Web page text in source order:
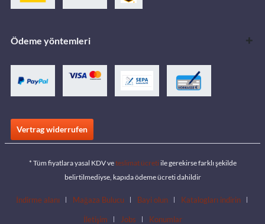
Ödeme yöntemleri
Vertrag widerrufen
* Tüm fiyatlara yasal KDV veteslimat ücreti ile gerekirse farklı şekilde
belirtilmediyse, kapıda ödeme ücreti dahildir
İndirme alanı Mağaza Bulucu Bayi olun Katalogları indirin
İletişim Jobs Konumlar